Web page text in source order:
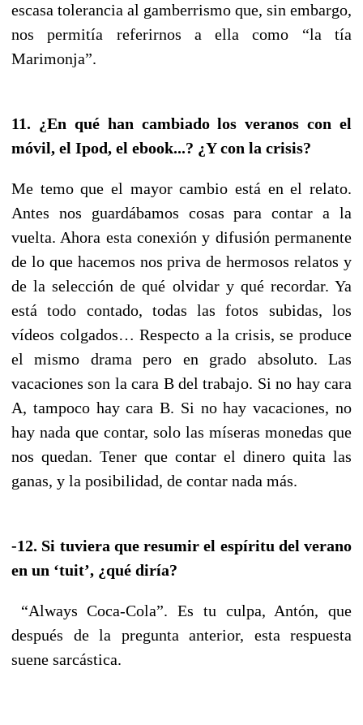
escasa tolerancia al gamberrismo que, sin embargo,
nos permitía referirnos a ella como “la tía
Marimonja”.
11. ¿En qué han cambiado los veranos con el
móvil, el Ipod, el ebook...? ¿Y con la crisis?
Me temo que el mayor cambio está en el relato.
Antes nos guardábamos cosas para contar a la
vuelta. Ahora esta conexión y difusión permanente
de lo que hacemos nos priva de hermosos relatos y
de la selección de qué olvidar y qué recordar. Ya
está todo contado, todas las fotos subidas, los
vídeos colgados… Respecto a la crisis, se produce
el mismo drama pero en grado absoluto. Las
vacaciones son la cara B del trabajo. Si no hay cara
A, tampoco hay cara B. Si no hay vacaciones, no
hay nada que contar, solo las míseras monedas que
nos quedan. Tener que contar el dinero quita las
ganas, y la posibilidad, de contar nada más.
-12. Si tuviera que resumir el espíritu del verano
en un ‘tuit’, ¿qué diría?
“Always Coca-Cola”. Es tu culpa, Antón, que
después de la pregunta anterior, esta respuesta
suene sarcástica.